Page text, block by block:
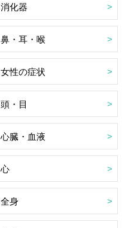
消化器
鼻・耳・喉
女性の症状
頭・目
心臓・血液
心
全身